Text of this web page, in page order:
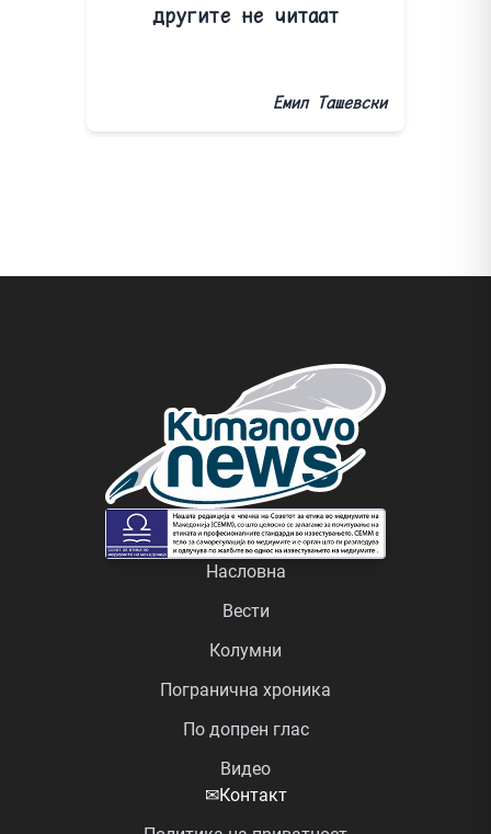
другите не читаат
Емил Ташевски
Насловна
Вести
Колумни
Погранична хроника
По допрен глас
Видео
✉Контакт